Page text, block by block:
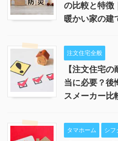
の比較と特徴
暖かい家の建
注文住宅全般
【注文住宅
当に必要？後
スメーカー比
タマホーム シフ